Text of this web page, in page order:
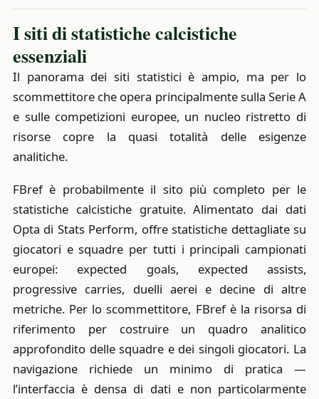
I siti di statistiche calcistiche
essenziali
Il panorama dei siti statistici è ampio, ma per lo
scommettitore che opera principalmente sulla Serie A
e sulle competizioni europee, un nucleo ristretto di
risorse copre la quasi totalità delle esigenze
analitiche.
FBref è probabilmente il sito più completo per le
statistiche calcistiche gratuite. Alimentato dai dati
Opta di Stats Perform, offre statistiche dettagliate su
giocatori e squadre per tutti i principali campionati
europei: expected goals, expected assists,
progressive carries, duelli aerei e decine di altre
metriche. Per lo scommettitore, FBref è la risorsa di
riferimento per costruire un quadro analitico
approfondito delle squadre e dei singoli giocatori. La
navigazione richiede un minimo di pratica —
l’interfaccia è densa di dati e non particolarmente